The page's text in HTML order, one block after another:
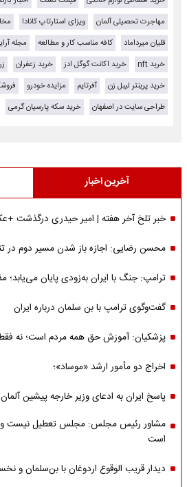
مهاجرت تحصیلی آلمان
ویزای استارتاپ کانادا
قلیان میرداماد
کافه مناسب کار و مطالعه مجله
خرید nft
خرید اکانت گوگل ادز خرید زعفران
خرید پرینتر لیبل زن
آفرتایم مزایده خودرو
طراحی سایت در اصفهان
خرید سکه پارسیان گرمی
آخرین اخبار
خبر تلخ آخر هفته | امیر حیدری درگذشت
محسن رضایی: اجازه باز شدن مسیر دوم در
ترامپ: جنگ با ایران به‌زودی پایان
گفت‌وگوی ترامپ با بن سلمان درباره ایران
پزشکیان: آموزش حق همه مردم است؛ نه فقط
اخراج دو مأمور ارشد «موساد»؛
پاسخ ایران به ادعای وزیر خارجه پیشین آلمان
مشاور رئیس مجلس: مجلس تعطیل نیست و
است
دیدار قریب الوقوع اردوغان با بن‌سلمان و